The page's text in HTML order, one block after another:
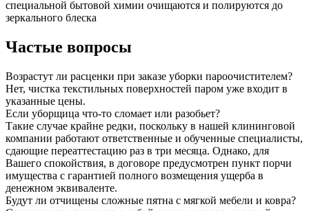
специальной бытовой химии очищаются и полируются до
зеркального блеска
Частые вопросы
Возрастут ли расценки при заказе уборки пароочистителем?
Нет, чистка текстильных поверхностей паром уже входит в
указанные цены.
Если уборщица что-то сломает или разобьет?
Такие случае крайне редки, поскольку в нашей клининговой
компании работают ответственные и обученные специалисты,
сдающие переаттестацию раз в три месяца. Однако, для
Вашего спокойствия, в договоре предусмотрен пункт порчи
имущества с гарантией полного возмещения ущерба в
денежном эквиваленте.
Будут ли отчищены сложные пятна с мягкой мебели и ковра?